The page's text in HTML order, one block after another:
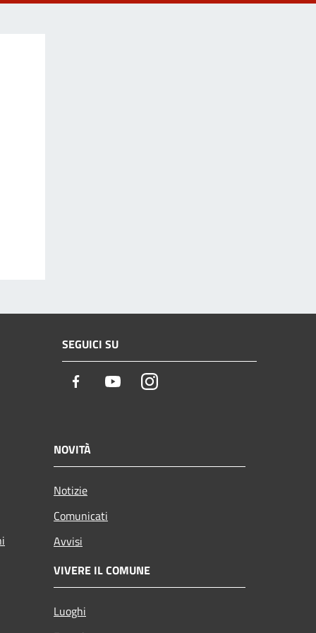
SEGUICI SU
Facebook YoutubeInstagram
NOVITÀ
Notizie
Comunicati
Avvisi
VIVERE IL COMUNE
Luoghi